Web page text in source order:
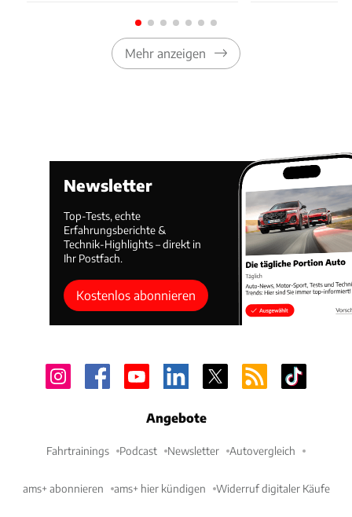
Mehr anzeigen
Newsletter
Top-Tests, echte
Erfahrungsberichte &
Technik-Highlights – direkt in
Ihr Postfach.
Kostenlos abonnieren
Angebote
Fahrtrainings Podcast Newsletter Autovergleich
ams+ abonnieren ams+ hier kündigen Widerruf digitaler Käufe